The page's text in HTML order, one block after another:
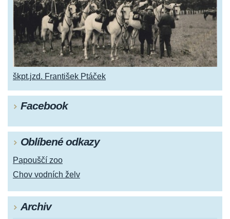
škpt.jzd. František Ptáček
Facebook
Oblíbené odkazy
Papouščí zoo
Chov vodních želv
Archiv